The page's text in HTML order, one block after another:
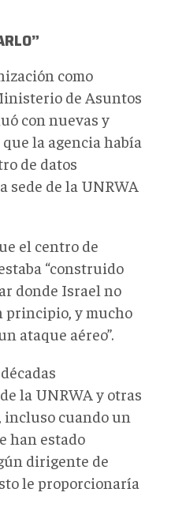
como
de Asuntos
con nuevas y
la agencia había
de datos
sede de la UNRWA
el centro de
“construido
donde Israel no
principio, y mucho
ataque aéreo”.
la UNRWA y otras
incluso cuando un
han estado
dirigente de
le proporcionaría